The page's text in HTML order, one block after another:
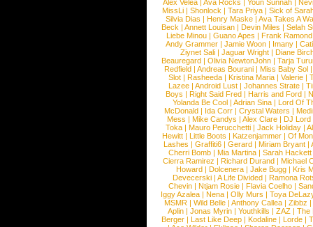
Alex Velea | Ava Rocks | Youn Sunnah |
MissLi | Shonlock | Tara Priya | Sick of
Silvia Dias |Henry Maske |Ava Takes A
Beck |Annett Louisan |Devin Miles |Selah
Liebe Minou |Guano Apes |Frank Ramond
Andy Grammer |Jamie Woon | Imany |
Ziynet Sali |Jaguar Wright |Diane
Beauregard |Olivia NewtonJohn |Tarja
Redfield | Andreas Bourani | Miss Baby Sol
Slot | Rasheeda | Kristina Maria | Valerie |
Lazee | Android Lust | Johannes Strate |
Boys | Right Said Fred | Harris and Ford |
Yolanda Be Cool |Adrian Sina |Lord Of
McDonald | Ida Corr |Crystal Waters |
Mess | Mike Candys | Alex Clare | DJ Lord
Toka | Mauro Perucchetti | Jack Holiday |
Hewitt |Little Boots |Katzenjammer |Of
Lashes |Graffiti6 |Gerard |Miriam Bryant |
Cherri Bomb | Mia Martina | Sarah Hackett
Cierra Ramirez | Richard Durand | Michael
Howard |Dolcenera |Jake Bugg |Kris
Devecerski |A Life Divided |Ramona
Chevin |Ntjam Rosie |Flavia Coelho |
Iggy Azalea | Nena | Olly Murs | Toya
MSMR |Wild Belle |Anthony Callea |Zibbz
Aplin | Jonas Myrin | Youthkills | ZAZ | The
Berger |Last Like Deep |Kodaline |Lorde |